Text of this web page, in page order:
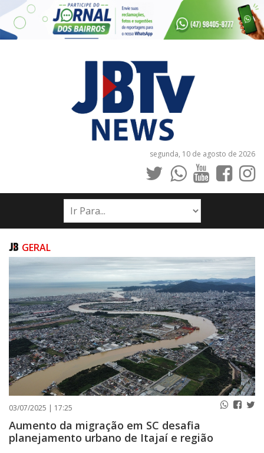
segunda, 10 de agosto de 2026
INÍCIO
NOTÍCIAS
PUBLICAÇÕES LEGAIS
CONTATO
GERAL
03/07/2025 | 17:25
Aumento da migração em SC desafia
planejamento urbano de Itajaí e região